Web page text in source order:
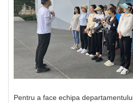
Pentru a face echipa